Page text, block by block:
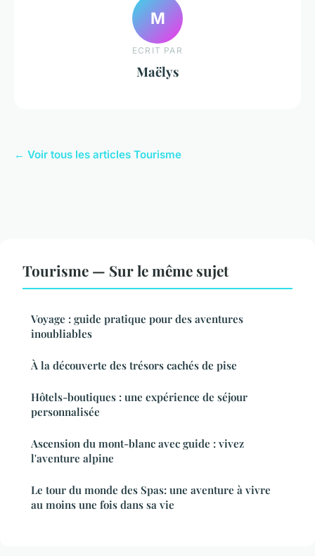
M
ECRIT PAR
Maëlys
← Voir tous les articles Tourisme
Tourisme — Sur le même sujet
Voyage : guide pratique pour des aventures
inoubliables
À la découverte des trésors cachés de pise
Hôtels-boutiques : une expérience de séjour
personnalisée
Ascension du mont-blanc avec guide : vivez
l'aventure alpine
Le tour du monde des Spas: une aventure à vivre
au moins une fois dans sa vie